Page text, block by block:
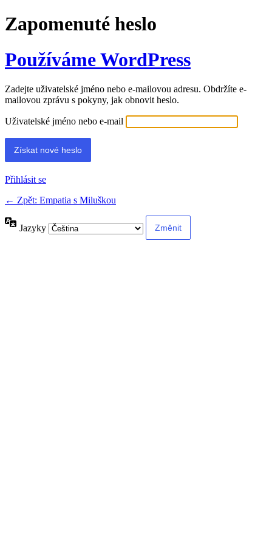
Zapomenuté heslo
Používáme WordPress
Zadejte uživatelské jméno nebo e-mailovou adresu. Obdržíte e-
mailovou zprávu s pokyny, jak obnovit heslo.
Uživatelské jméno nebo e-mail
Přihlásit se
← Zpět: Empatia s Miluškou
Jazyky